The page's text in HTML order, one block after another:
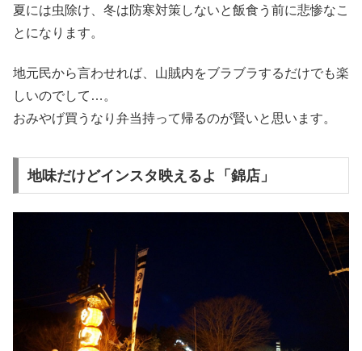
夏には虫除け、冬は防寒対策しないと飯食う前に悲惨なこ
とになります。
地元民から言わせれば、山賊内をブラブラするだけでも楽
しいのでして…。
おみやげ買うなり弁当持って帰るのが賢いと思います。
地味だけどインスタ映えるよ「錦店」